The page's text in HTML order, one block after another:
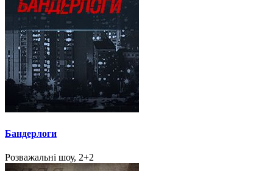
Бандерлоги
Розважальні шоу, 2+2